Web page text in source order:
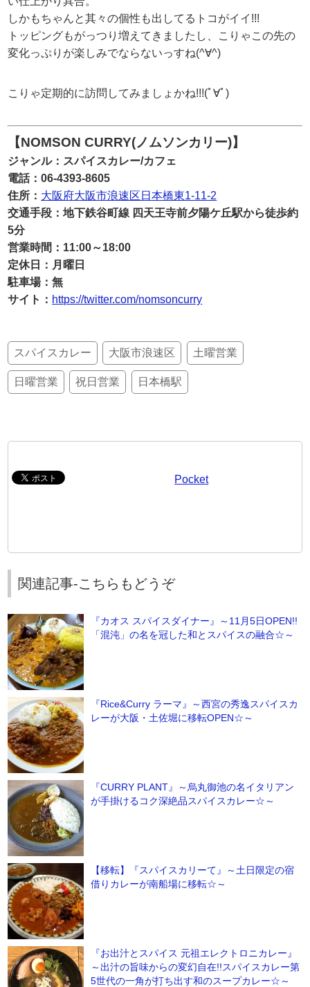
しかもちゃんと其々の個性も出してるトコがイイ!!!
トッピングもがっつり増えてきましたし、こりゃこの先の
変化っぷりが楽しみでならないっすね(^∀^)
こりゃ定期的に訪問してみましょかね!!!(ﾟ∀ﾟ)
【NOMSON CURRY(ノムソンカリー)】
ジャンル：スパイスカレー/カフェ
電話：06-4393-8605
住所： 大阪府大阪市浪速区日本橋東1-11-2
交通手段：地下鉄谷町線 四天王寺前夕陽ケ丘駅から徒歩約
5分
営業時間：11:00～18:00
定休日：月曜日
駐車場：無
サイト： https://twitter.com/nomsoncurry
スパイスカレー 大阪市浪速区 土曜営業
日曜営業 祝日営業 日本橋駅
Pocket
関連記事-こちらもどうぞ
『カオス スパイスダイナー』～11月5日OPEN!!
「混沌」の名を冠した和とスパイスの融合☆～
『Rice&Curry ラーマ』～西宮の秀逸スパイスカ
レーが大阪・土佐堀に移転OPEN☆～
『CURRY PLANT』～烏丸御池の名イタリアン
が手掛けるコク深絶品スパイスカレー☆～
【移転】『スパイスカリーて』～土日限定の宿
借りカレーが南船場に移転☆～
『お出汁とスパイス 元祖エレクトロニカレー』
～出汁の旨味からの変幻自在!!スパイスカレー第
5世代の一角が打ち出す和のスープカレー☆～